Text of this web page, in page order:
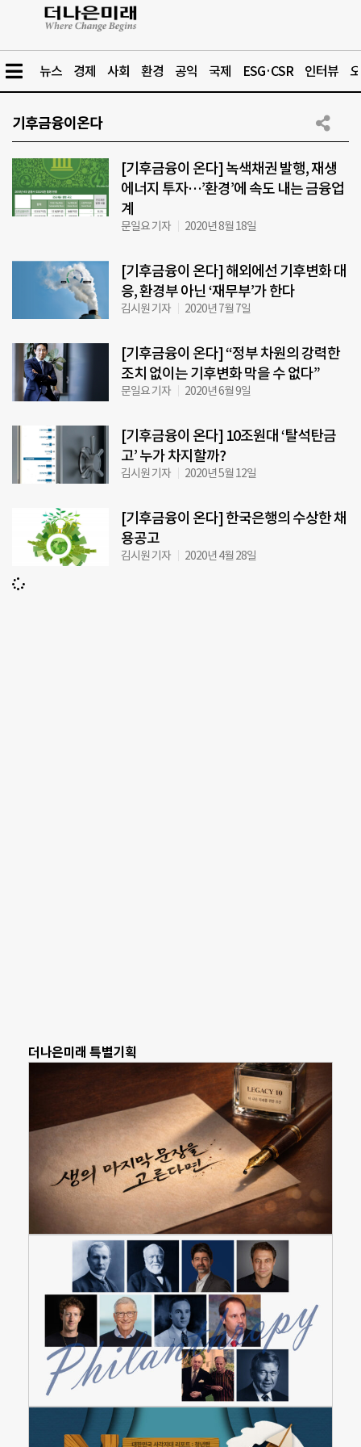
뉴스 경제 사회 환경 공익 국제 ESG·CSR 인터뷰
기후금융이온다
[기후금융이 온다] 녹색채권 발행, 재생
에너지 투자…’환경’에 속도 내는 금융업
계
문일요 기자 2020년 8월 18일
[기후금융이 온다] 해외에선 기후변화 대
응, 환경부 아닌 ‘재무부’가 한다
김시원 기자 2020년 7월 7일
[기후금융이 온다] “정부 차원의 강력한
조치 없이는 기후변화 막을 수 없다”
문일요 기자 2020년 6월 9일
[기후금융이 온다] 10조원대 ‘탈석탄금
고’ 누가 차지할까?
김시원 기자 2020년 5월 12일
[기후금융이 온다] 한국은행의 수상한 채
용공고
김시원 기자 2020년 4월 28일
더나은미래 특별기획